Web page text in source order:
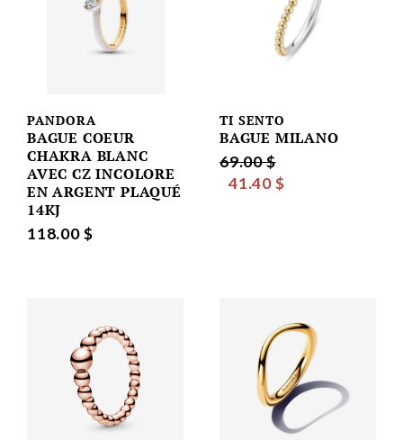
PANDORA
BAGUE COEUR
CHAKRA BLANC
AVEC CZ INCOLORE
EN ARGENT PLAQUÉ
14KJ
118.00 $
TI SENTO
BAGUE MILANO
69.00 $
41.40 $